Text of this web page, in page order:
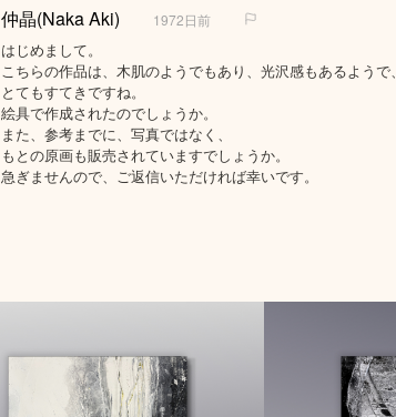
仲晶(Naka Aki) 1972日前
はじめまして。
こちらの作品は、木肌のようでもあり、光沢感もあるようで、
とてもすてきですね。
絵具で作成されたのでしょうか。
また、参考までに、写真ではなく、
もとの原画も販売されていますでしょうか。
急ぎませんので、ご返信いただければ幸いです。